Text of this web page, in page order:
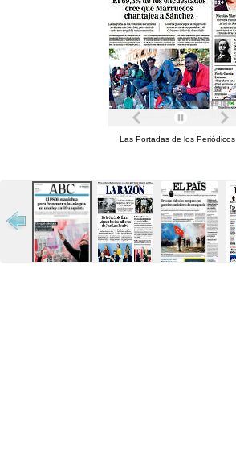
Las Portadas de los Periódicos